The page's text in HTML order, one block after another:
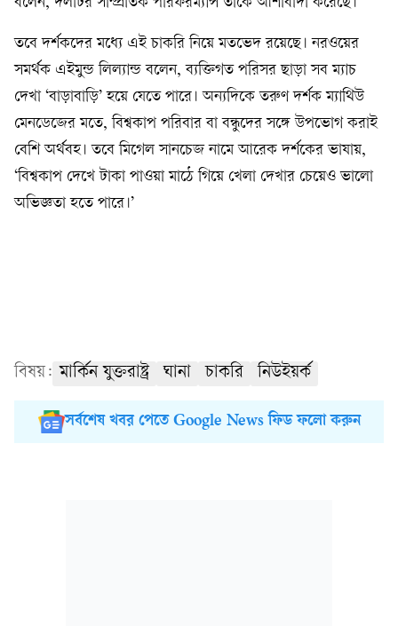
তবে দর্শকদের মধ্যে এই চাকরি নিয়ে মতভেদ রয়েছে। নরওয়ের
সমর্থক এইমুন্ড লিল্যান্ড বলেন, ব্যক্তিগত পরিসর ছাড়া সব ম্যাচ
দেখা ‘বাড়াবাড়ি’ হয়ে যেতে পারে। অন্যদিকে তরুণ দর্শক ম্যাথিউ
মেনডেজের মতে, বিশ্বকাপ পরিবার বা বন্ধুদের সঙ্গে উপভোগ করাই
বেশি অর্থবহ। তবে মিগেল সানচেজ নামে আরেক দর্শকের ভাষায়,
‘বিশ্বকাপ দেখে টাকা পাওয়া মাঠে গিয়ে খেলা দেখার চেয়েও ভালো
অভিজ্ঞতা হতে পারে।’
বিষয়: মার্কিন যুক্তরাষ্ট্র ঘানা চাকরি নিউইয়র্ক
সর্বশেষ খবর পেতে Google News ফিড ফলো করুন